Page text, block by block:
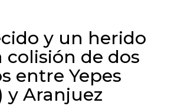
y un herido
colisión de dos
entre Yepes
y Aranjuez